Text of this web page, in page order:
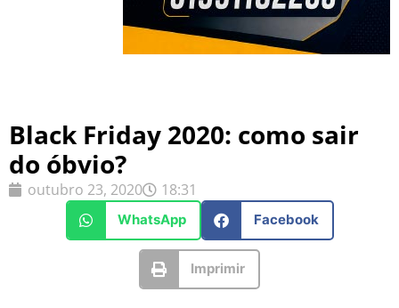
Black Friday 2020: como sair
do óbvio?
outubro 23, 2020 18:31
WhatsApp Facebook
Imprimir